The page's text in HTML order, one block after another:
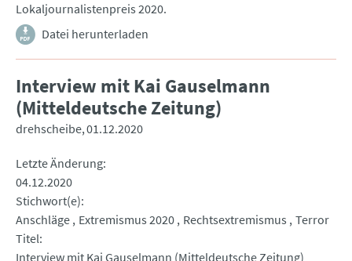
Lokaljournalistenpreis 2020.
Datei herunterladen
Interview mit Kai Gauselmann
(Mitteldeutsche Zeitung)
drehscheibe 01.12.2020
Letzte Änderung
04.12.2020
Stichwort(e)
Anschläge Extremismus 2020 Rechtsextremismus Terror
Titel
Interview mit Kai Gauselmann (Mitteldeutsche Zeitung)